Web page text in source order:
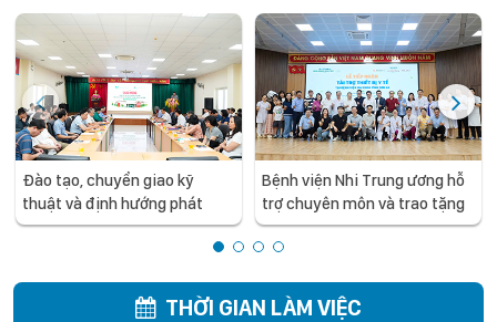
Đào tạo, chuyển giao kỹ
thuật và định hướng phát
triển chuyên sâu cho y tế
chuyên môn cho Bệnh viện
Bệnh viện Nhi Trung ương hỗ
trợ chuyên môn và trao tặng
trang thiết bị y tế cho Bệnh
viện Đa khoa tỉnh Sơn La
THỜI GIAN LÀM VIỆC